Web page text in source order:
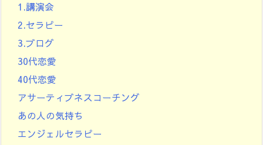
1.講演会
2.セラピー
3.ブログ
30代恋愛
40代恋愛
アサーティブネスコーチング
あの人の気持ち
エンジェルセラピー